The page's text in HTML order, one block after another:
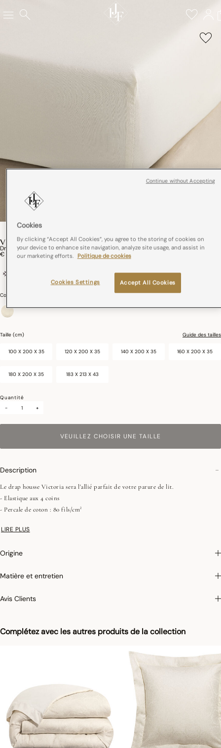
VICTORIA
Drap Housse Victoria Coton
€ 75,00
Couleurs :
Taille (cm) Guide des tailles
100 X 200 X 35 120 X 200 X 35 140 X 200 X 35 160 X 200 X 35
180 X 200 X 35 183 X 213 X 43
Quantité
-
+
VEUILLEZ CHOISIR UNE TAILLE
Complétez avec les autres produits de la collection
Description
Le drap housse Victoria sera l'allié parfait de votre parure de lit.
- Elastique aux 4 coins
- Percale de coton : 80 fils/cm²
Photographies :
concerne les coul
LIRE PLUS
Origine
Matière et entretien
Avis Clients
Cookies
By clicking “Accept All Cookies”, you agree to the storing of cookies on
your device to enhance site navigation, analyze site usage, and assist in
our marketing efforts. Politique de cookies
Accept All Cookies
Cookies Settings
Continue without Accepting